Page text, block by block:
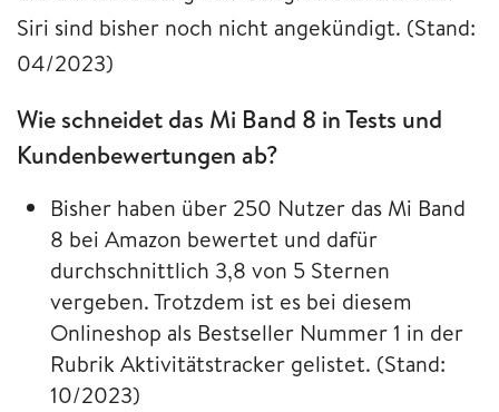
Siri sind bisher noch nicht angekündigt. (Stand:
04/2023)
Wie schneidet das Mi Band 8 in Tests und
Kundenbewertungen ab?
Bisher haben über 250 Nutzer das Mi Band
8 bei Amazon bewertet und dafür
durchschnittlich 3,8 von 5 Sternen
vergeben. Trotzdem ist es bei diesem
Onlineshop als Bestseller Nummer 1 in der
Rubrik Aktivitätstracker gelistet. (Stand:
10/2023)